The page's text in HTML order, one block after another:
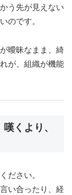
う先が見えない
のです。
曖昧なまま、綺
が、組織が機能
くより、
ださい。
い合ったり、経